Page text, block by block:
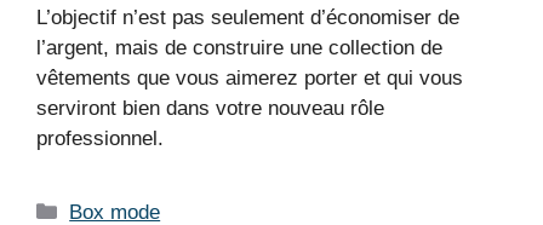
L’objectif n’est pas seulement d’économiser de
l’argent, mais de construire une collection de
vêtements que vous aimerez porter et qui vous
serviront bien dans votre nouveau rôle
professionnel.
Catégories
Box mode